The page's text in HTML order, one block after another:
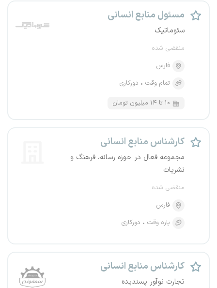
مسئول منابع انسانی
سئوماتیک
منقضی شده
فارس
تمام وقت
دورکاری
۱۰ تا ۱۴ میلیون تومان
کارشناس منابع انسانی
مجموعه فعال در حوزه رسانه، فرهنگ و
نشریات
منقضی شده
فارس
پاره وقت
دورکاری
کارشناس منابع انسانی
تجارت نوآور پسندیده